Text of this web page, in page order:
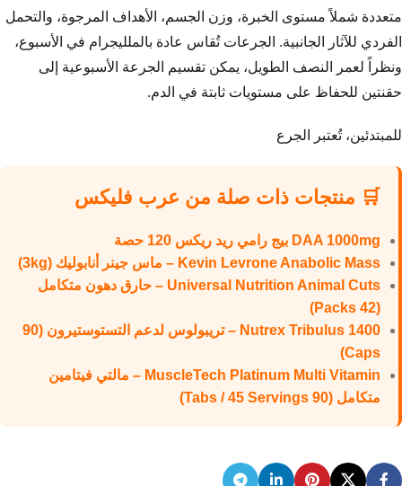
متعددة شملاً مستوى الخبرة، وزن الجسم، الأهداف المرجوة، والتحمل
الفردي للآثار الجانبية. الجرعات تُقاس عادة بالملليجرام في الأسبوع،
ونظراً لعمر النصف الطويل، يمكن تقسيم الجرعة الأسبوعية إلى
حقنتين للحفاظ على مستويات ثابتة في الدم.
للمبتدئين، تُعتبر الجرع
🛒 منتجات ذات صلة من عرب فليكس
DAA 1000mg بيج رامي ريد ريكس 120 حصة
Kevin Levrone Anabolic Mass – ماس جينر أنابوليك (3kg)
Universal Nutrition Animal Cuts – حارق دهون متكامل
(42 Packs)
Nutrex Tribulus 1400 – تريبولوس لدعم التستوستيرون (90
Caps)
MuscleTech Platinum Multi Vitamin – مالتي فيتامين
متكامل (90 Tabs / 45 Servings)